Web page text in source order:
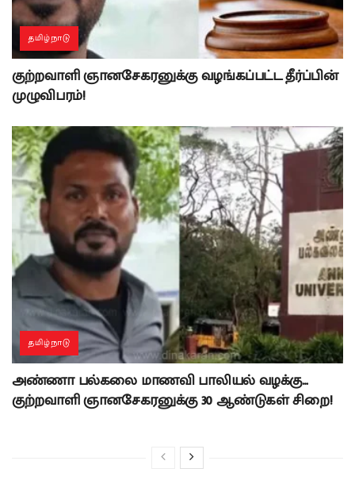
தமிழ்நாடு
குற்றவாளி ஞானசேகரனுக்கு வழங்கப்பட்ட தீர்ப்பின்
முழுவிபரம்!
தமிழ்நாடு
அண்ணா பல்கலை மாணவி பாலியல் வழக்கு…
குற்றவாளி ஞானசேகரனுக்கு 30 ஆண்டுகள் சிறை!